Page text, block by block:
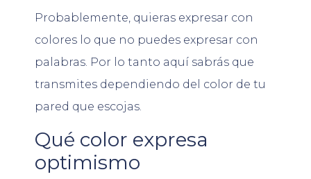
Probablemente, quieras expresar con
colores lo que no puedes expresar con
palabras. Por lo tanto aquí sabrás que
transmites dependiendo del color de tu
pared que escojas.
Qué color expresa
optimismo